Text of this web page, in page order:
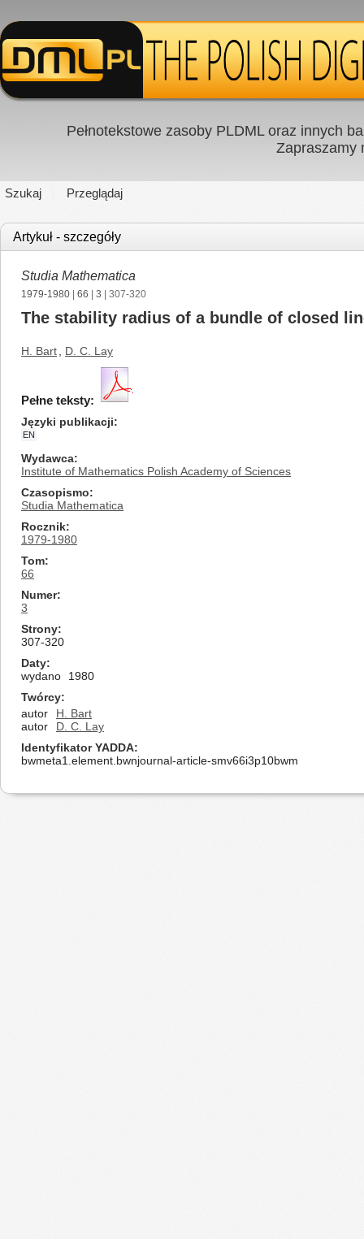
Pełnotekstowe zasoby PLDML oraz innych
Zapraszamy
Szukaj Przeglądaj
Artykuł - szczegóły
Studia Mathematica
1979-1980 66 3 | 307-320
The stability radius of a bundle of closed
H. Bart D. C. Lay
Pełne teksty:
Języki publikacji
EN
Wydawca
Institute of Mathematics Polish Academy of Sciences
Czasopismo
Studia Mathematica
Rocznik
1979-1980
Tom
66
Numer
3
Strony
307-320
Daty
wydano
1980
Twórcy
autor
H. Bart
autor
D. C. Lay
Identyfikator YADDA
bwmeta1.element.bwnjournal-article-smv66i3p10bwm